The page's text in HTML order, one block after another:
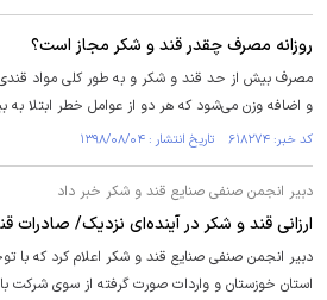
روزانه مصرف چقدر قند و شکر مجاز است؟
مصرف بیش از حد قند و شکر و به طور کلی مواد
و اضافه وزن می‌شود که هر دو از عوامل خطر ابتلا به
کد خبر: ۶۱۸۲۷۴ تاریخ انتشار : ۱۳۹۸/۰۸/۰۴
دبیر انجمن صنفی صنایع قند و شکر خبر داد
ارزانی قند و شکر در آینده‌ای نزدیک/ صادرات
دبیر انجمن صنفی صنایع قند و شکر اعلام کرد که با
استان خوزستان و واردات صورت گرفته از سوی شرکت